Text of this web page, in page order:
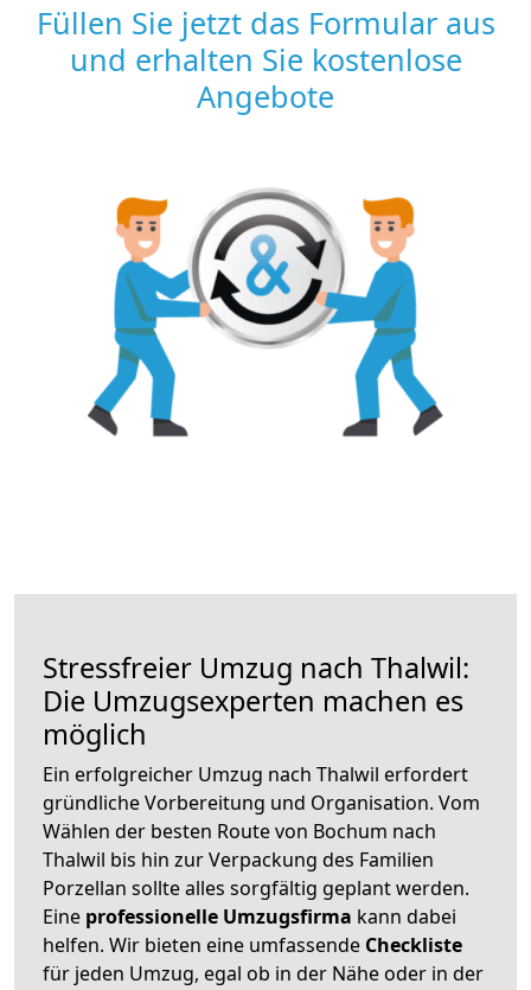
Füllen Sie jetzt das Formular aus
und erhalten Sie kostenlose
Angebote
Stressfreier Umzug nach Thalwil:
Die Umzugsexperten machen es
möglich
Ein erfolgreicher Umzug nach Thalwil erfordert
gründliche Vorbereitung und Organisation. Vom
Wählen der besten Route von Bochum nach
Thalwil bis hin zur Verpackung des Familien
Porzellan sollte alles sorgfältig geplant werden.
Eine professionelle Umzugsfirma kann dabei
helfen. Wir bieten eine umfassende Checkliste
für jeden Umzug, egal ob in der Nähe oder in der